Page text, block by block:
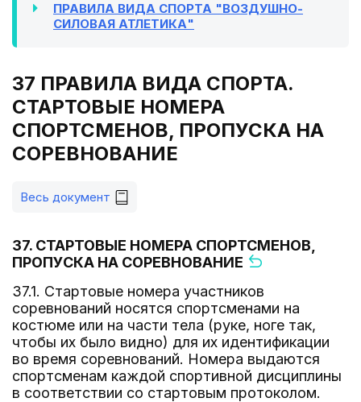
ПРАВИЛА ВИДА СПОРТА "ВОЗДУШНО-
СИЛОВАЯ АТЛЕТИКА"
37 ПРАВИЛА ВИДА СПОРТА.
СТАРТОВЫЕ НОМЕРА
СПОРТСМЕНОВ, ПРОПУСКА НА
СОРЕВНОВАНИЕ
Весь документ
37. СТАРТОВЫЕ НОМЕРА СПОРТСМЕНОВ,
ПРОПУСКА НА СОРЕВНОВАНИЕ
37.1. Стартовые номера участников
соревнований носятся спортсменами на
костюме или на части тела (руке, ноге так,
чтобы их было видно) для их идентификации
во время соревнований. Номера выдаются
спортсменам каждой спортивной дисциплины
в соответствии со стартовым протоколом.